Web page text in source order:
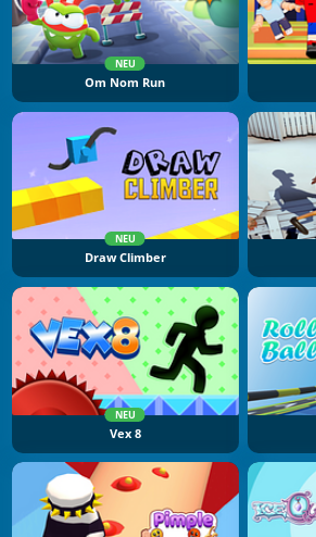
NEU
Om Nom Run
NEU
Draw Climber
NEU
Vex 8